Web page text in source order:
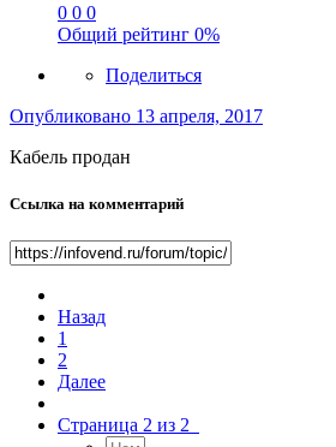
0 0 0
Общий рейтинг 0%
Поделиться
Опубликовано 13 апреля, 2017
Кабель продан
Ссылка на комментарий
Назад
1
2
Далее
Страница 2 из 2